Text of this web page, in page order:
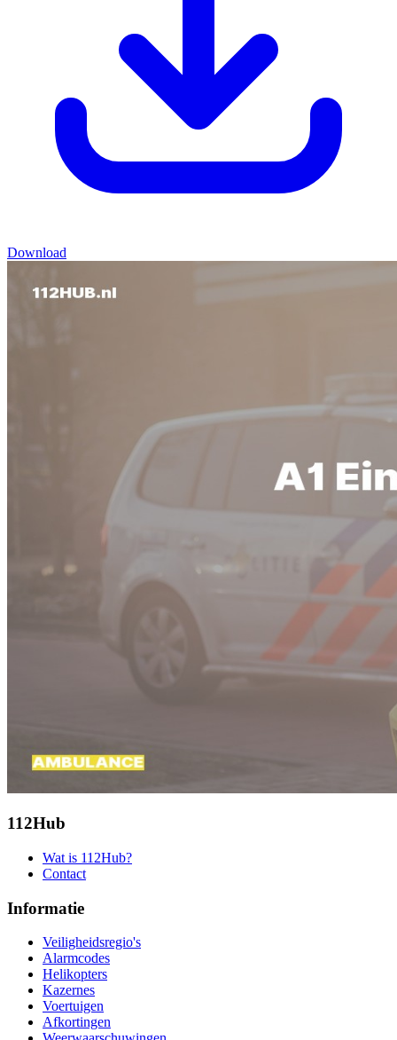
Download
112Hub
Wat is 112Hub?
Contact
Informatie
Veiligheidsregio's
Alarmcodes
Helikopters
Kazernes
Voertuigen
Afkortingen